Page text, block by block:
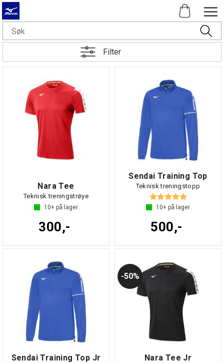
Filter
Nara Tee
Teknisk treningstrøye
10+ på lager
300,-
Sendai Training Top
Teknisk treningstopp
Karakter: 5.0 av 5
10+ på lager
500,-
Sendai Training Top Jr
50%
Nara Tee Jr